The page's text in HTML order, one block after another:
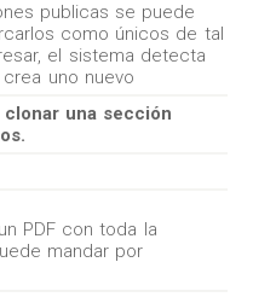
publicas se puede
como únicos de tal
el sistema detecta
uno nuevo
una sección
PDF con toda la
mandar por